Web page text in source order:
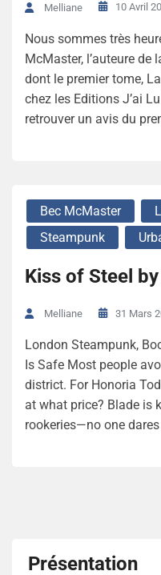
Melliane 10 Avril
Nous sommes très
McMaster, l’auteure de
dont le premier tome,
chez les Editions J’ai
retrouver un avis du
Bec McMaster
Steampunk
Kiss of Steel
Melliane 31 Mars
London Steampunk,
Is Safe Most people
district. For Honoria
at what price? Blade is
rookeries—no one dares
Présentation